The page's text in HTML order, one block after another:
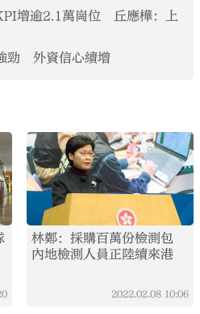
增逾2.1萬崗位 丘應樺：上
勁 外資信心續增
林鄭：採購百萬份檢測包
內地檢測人員正陸續來港
2022.02.08 10:06